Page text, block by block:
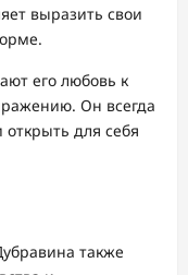
выразить свои
его любовь к
Он всегда
для себя
также